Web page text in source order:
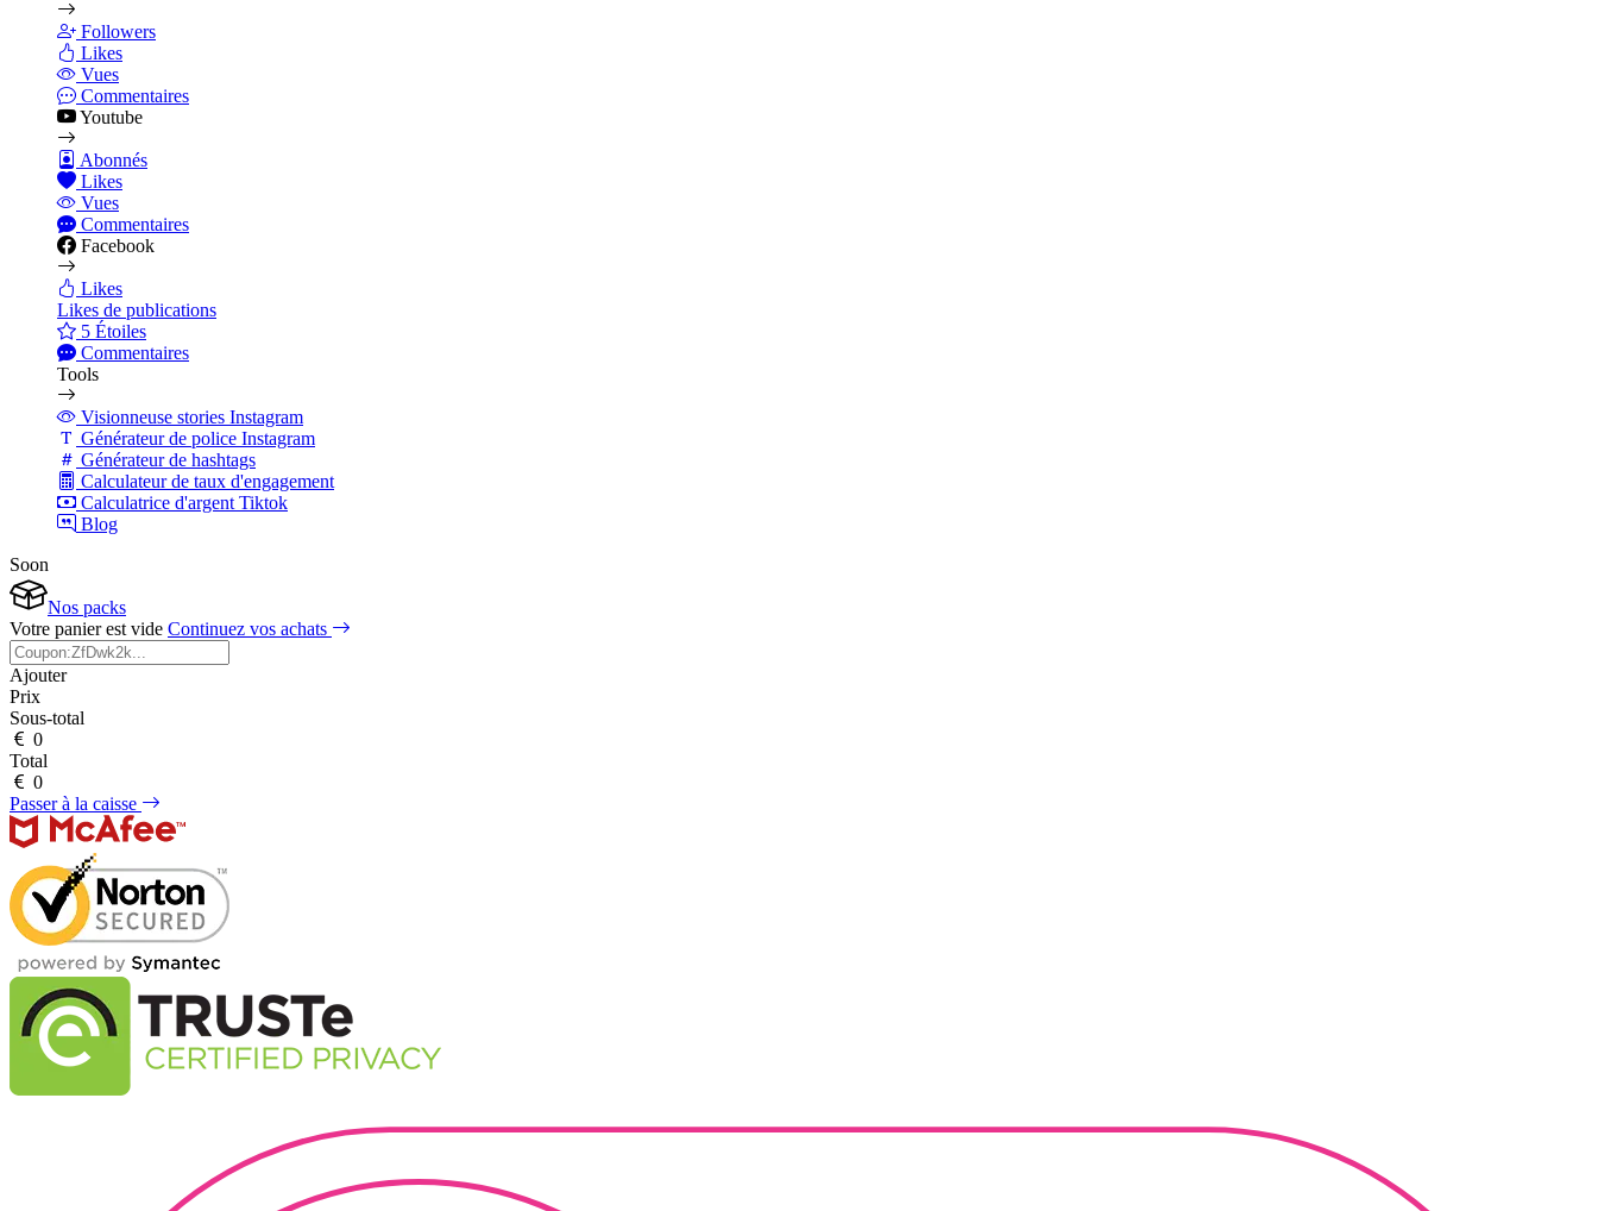
Followers
Likes
Vues
Commentaires
Youtube
Abonnés
Likes
Vues
Commentaires
Facebook
Likes
Likes de publications
5 Étoiles
Commentaires
Tools
Visionneuse stories Instagram
Générateur de police Instagram
Générateur de hashtags
Calculateur de taux d'engagement
Calculatrice d'argent Tiktok
Blog
Soon
Nos packs
Votre panier est vide Continuez vos achats
Ajouter
Prix
Sous-total
0
Total
0
Passer à la caisse